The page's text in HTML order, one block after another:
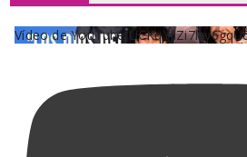
Vídeo de YouTube